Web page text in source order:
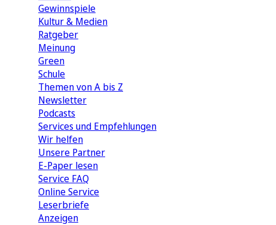
Gewinnspiele
Kultur & Medien
Ratgeber
Meinung
Green
Schule
Themen von A bis Z
Newsletter
Podcasts
Services und Empfehlungen
Wir helfen
Unsere Partner
E-Paper lesen
Service FAQ
Online Service
Leserbriefe
Anzeigen